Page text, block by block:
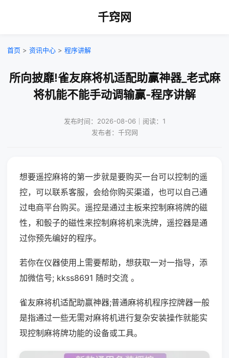
千窍网
首页 > 资讯中心 > 程序讲解
所向披靡!雀友麻将机适配助赢神器_老式麻
将机能不能手动调输赢-程序讲解
发布时间：2026-08-06｜阅读：1
发布者：千窍网
想要遥控麻将的第一步就是要购买一台可以控制的遥
控，可以联系客服，会给你购买渠道，也可以自己通
过电商平台购买。遥控是通过主板来控制麻将牌的磁
性，和骰子的磁性来控制麻将机来洗牌，遥控器是通
过你预先编好的程序。
若你在仪器使用上需要帮助，想获取一对一指导，添
加微信号; kkss8691 随时交流 。
雀友麻将机适配助赢神器;普通麻将机程序控牌器一般
是指通过一些无需对麻将机进行复杂安装操作就能实
现控制麻将牌功能的设备或工具。